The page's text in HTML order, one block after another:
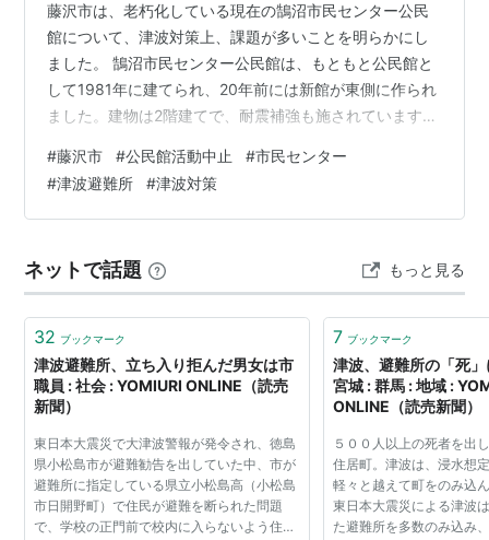
藤沢市は、老朽化している現在の鵠沼市民センター公民
館について、津波対策上、課題が多いことを明らかにし
ました。 鵠沼市民センター公民館は、もともと公民館と
して1981年に建てられ、20年前には新館が東側に作られ
ました。建物は2階建てで、耐震補強も施されています。
いて、来年度は住民との意見交換を行ない、再来年度に
は基本構想をつくります。その後、基本設計と実施設計
を完了し、2027年度から工事に入りたい考えです。新し
市民センター公民館の場所は、津波が襲ってきたとき、
基準水位が3.4メートルとされ…
#藤沢市 #公民館活動中止 #市民センター
#津波避難所 #津波対策
ネットで話題 もっと見る
32 ブックマーク
津波避難所、立ち入り拒んだ男女は市
職員 : 社会 : YOMIURI ONLINE（読売
新聞）
東日本大震災で大津波警報が発令され、徳島
県小松島市が避難勧告を出していた中、市が
避難所に指定している県立小松島高（小松島
市日開野町）で住民が避難を断られた問題
で、学校の正門前で校内に入らないよう住民
7 ブックマーク
津波、避難所の「死
宮城 : 群馬 : 地域 :
ONLINE（読売新聞）
５００人以上の死者を出
住居町。津波は、浸水想
軽々と越えて町をのみ込
東日本大震災による津波
た避難所を多数のみ込み